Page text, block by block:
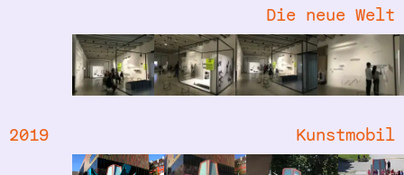
Die neue Welt
2019 Kunstmobil